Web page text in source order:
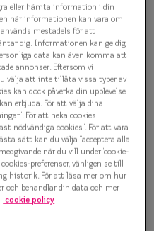
Olika
Taberg
eller hämta information i din
här informationen kan vara om
används mestadels för att
dig. Informationen kan ge dig
data kan även komma att
annonser. Eftersom vi
välja att inte tillåta vissa typer av
kan dock påverka din upplevelse
erbjuda. För att välja dina
För att neka cookies
nödvändiga cookies”. För att vara
sätt kan du välja ”acceptera alla
när du vill under ’cookie-
preferenser, vänligen se till
historik. För att läsa mer om hur
och behandlar din data och mer
cookie policy